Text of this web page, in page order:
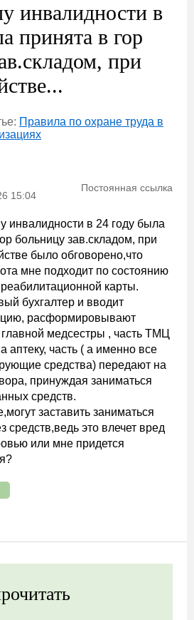
инвалидности в
принята в гор
при
Правила по охране труда в
15:04
Постоянная ссылка
инвалидности в 24 году была
больницу зав.складом, при
было обговорено,что
мне подходит по состоянию
карты.
бухгалтер и вводит
расформировывают
медсестры , часть ТМЦ
аптеку, часть ( а именно все
средства) передают на
принуждая заниматься
средств.
заставить заниматься
средств,ведь это влечет вред
или мне придется